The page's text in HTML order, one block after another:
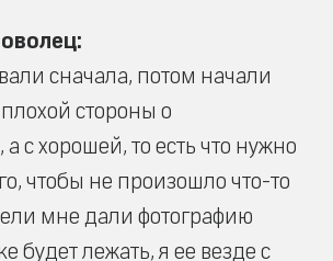
сначала, потом начали
стороны о
а с хорошей, то есть что нужно
чтобы не произошло что-то
мне дали фотографию
будет лежать, я ее везде с